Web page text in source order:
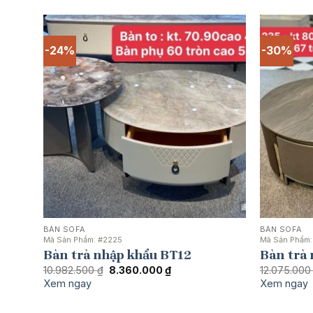
-24%
BÀN SOFA
Mã Sản Phẩm: #2225
Bàn trà nhập khẩu BT12
10.982.500₫ Giá
8.360.000₫Giá
Xem ngay
-30%
BÀN SOFA
Mã Sản Phẩm:
Bàn trà
12.075.000
Xem ngay